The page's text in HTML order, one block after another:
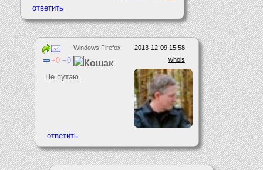
2013-12-09 15:58
Windows Firefox
whois
0 0 Кошак
Не путаю.